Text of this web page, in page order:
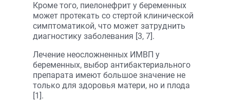
Кроме того, пиелонефрит у беременных
может протекать со стертой клинической
симптоматикой, что может затруднить
диагностику заболевания [3, 7].
Лечение неосложненных ИМВП у
беременных, выбор антибактериального
препарата имеют большое значение не
только для здоровья матери, но и плода
[1].